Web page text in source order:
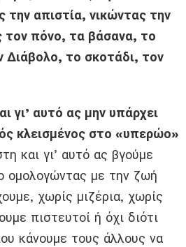
την απιστία, νικώντας την
τον πόνο, τα βάσανα, το
Διάβολο, το σκοτάδι, τον
γι’ αυτό ας μην υπάρχει
κλεισμένος στο «υπερώο»
και γι’ αυτό ας βγούμε
ομολογώντας με την ζωή
χωρίς μιζέρια, χωρίς
πιστευτοί ή όχι διότι
κάνουμε τους άλλους να